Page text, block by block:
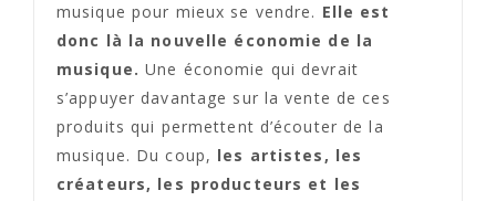
musique pour mieux se vendre. Elle est
donc là la nouvelle économie de la
musique. Une économie qui devrait
s’appuyer davantage sur la vente de ces
produits qui permettent d’écouter de la
musique. Du coup, les artistes, les
créateurs, les producteurs et les